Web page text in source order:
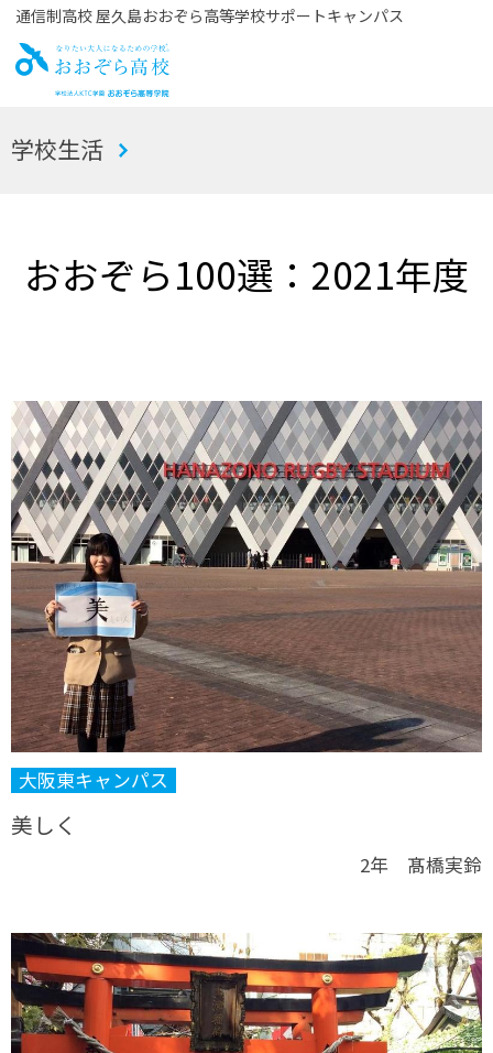
通信制高校 屋久島おおぞら高等学校サポートキャンパス
お
学校生活
おおぞら100選：2021年度
大阪東キャンパス
美しく
2年 髙橋実鈴